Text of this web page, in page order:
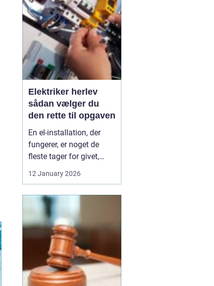
Elektriker herlev
sådan vælger du
den rette til opgaven
En el-installation, der
fungerer, er noget de
fleste tager for givet,
eller en stikkontakt bliver
problemer, kan det
hurtigt blive både utrygt
og dyrt, hvis der ikke
reageres rigtigt. Derfor
giver ...
12 January 2026